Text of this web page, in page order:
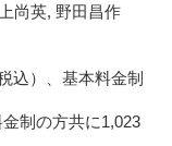
尚英, 野田昌作
込）、基本料金制
制の方共に1,023